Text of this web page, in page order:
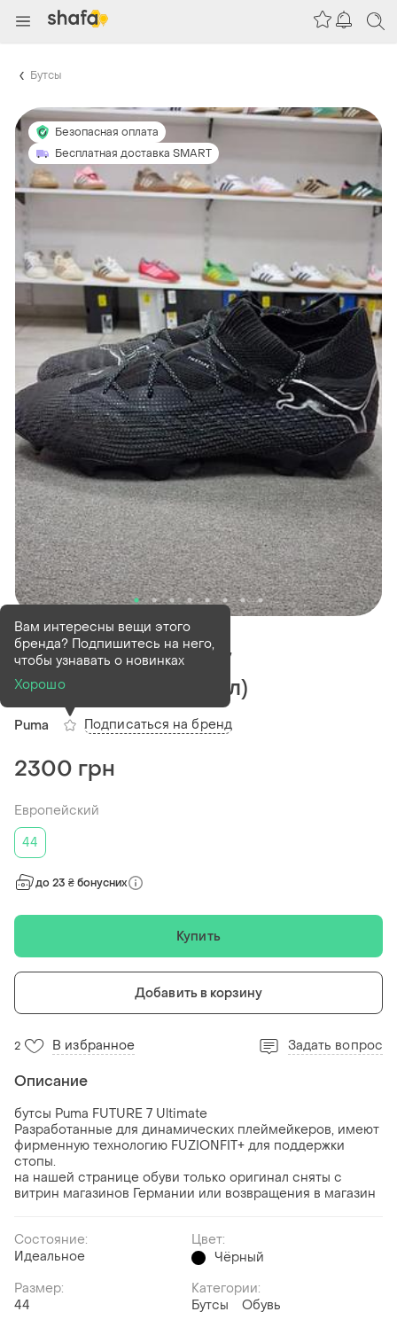
Бутсы
Безопасная оплата
Бесплатная доставка SMART
В наличии1 шт
Бутсы puma future 7
ultimemate(оригинал)
Puma
Вам интересны вещи этого
бренда? Подпишитесь на него,
чтобы узнавать о новинках
Хорошо
Подписаться на бренд
2300 грн
Европейский
44
до 23 ₴ бонусних
Купить
Добавить в корзину
2 В избранное Задать вопрос
Описание
бутсы Puma FUTURE 7 Ultimate
Разработанные для динамических плеймейкеров, имеют
фирменную технологию FUZIONFIT+ для поддержки
стопы.
на нашей странице обуви только оригинал сняты с
витрин магазинов Германии или возвращения в магазин
Состояние:
Идеальное
Цвет:
Чёрный
Размер:
44
Категории:
Бутсы
Обувь